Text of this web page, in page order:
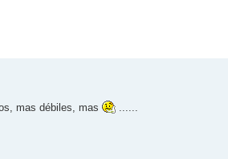
mas débiles, mas